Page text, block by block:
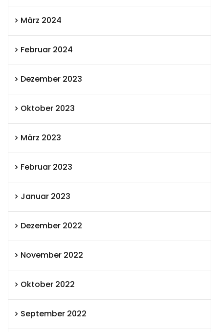
März 2024
Februar 2024
Dezember 2023
Oktober 2023
März 2023
Februar 2023
Januar 2023
Dezember 2022
November 2022
Oktober 2022
September 2022